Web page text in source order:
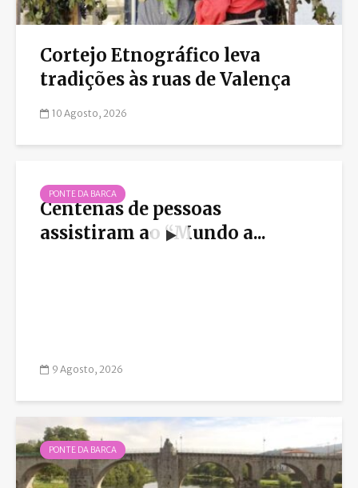
Cortejo Etnográfico leva
tradições às ruas de Valença
10 Agosto, 2026
PONTE DA BARCA
Centenas de pessoas
assistiram ao “Mundo a...
9 Agosto, 2026
PONTE DA BARCA